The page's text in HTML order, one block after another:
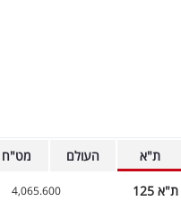
ת"א העולם מט"ח
ת"א 125 4,065.600